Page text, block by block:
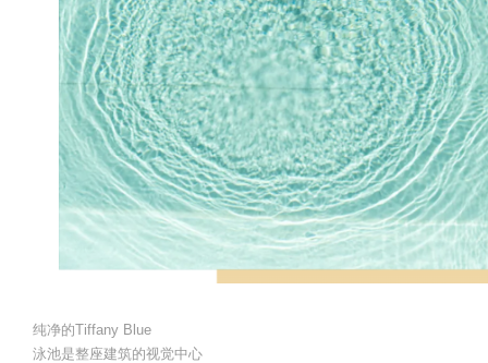
纯净的Tiffany Blue
泳池是整座建筑的视觉中心